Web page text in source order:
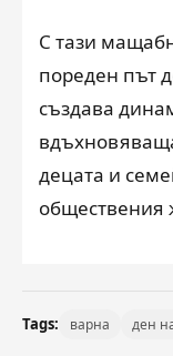
С тази
пореден път
създава
децата и
обществения
Tags: варна ден